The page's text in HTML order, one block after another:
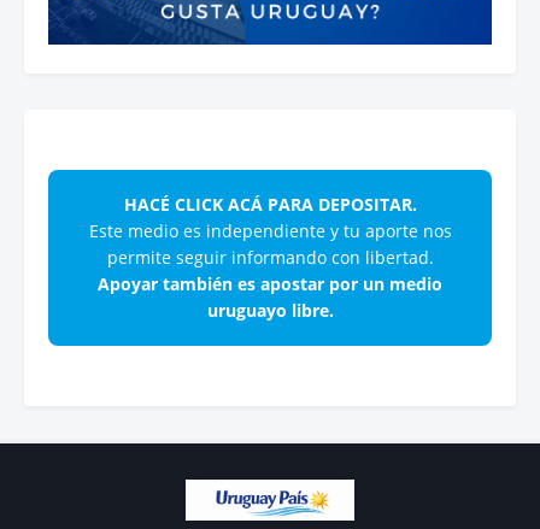
HACÉ CLICK ACÁ PARA DEPOSITAR.
Este medio es independiente y tu aporte nos
permite seguir informando con libertad.
Apoyar también es apostar por un medio
uruguayo libre.